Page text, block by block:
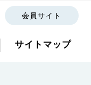
会員サイト
サイトマップ